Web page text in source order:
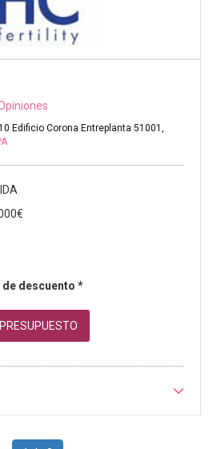
Edificio Corona Entreplanta 51001,
de descuento *